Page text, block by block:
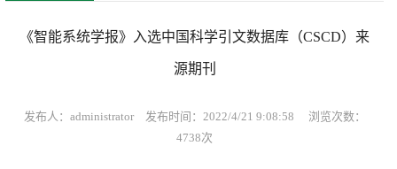
《智能系统学报》入选中国科学引文数据库（CSCD）来
源期刊
发布人：administrator 发布时间：2022/4/21 9:08:58 浏览次数：
4738次